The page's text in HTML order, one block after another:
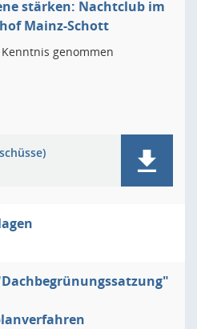
stärken: Nachtclub im
Mainz-Schott
genommen